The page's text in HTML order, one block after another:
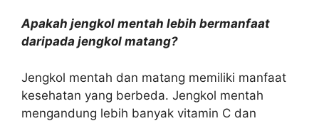
Apakah jengkol mentah lebih bermanfaat
daripada jengkol matang?
Jengkol mentah dan matang memiliki manfaat
kesehatan yang berbeda. Jengkol mentah
mengandung lebih banyak vitamin C dan